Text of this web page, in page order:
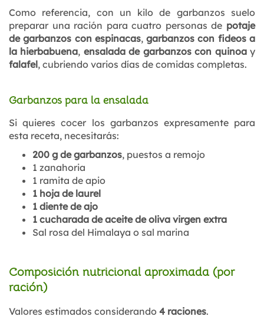
Como referencia, con un kilo de garbanzos suelo
preparar una ración para cuatro personas de potaje
de garbanzos con espinacas,garbanzos con fideos a
la hierbabuena, ensalada de garbanzos con quinoay
falafel, cubriendo varios días de comidas completas.
Garbanzos para la ensalada
Si quieres cocer los garbanzos expresamente para
esta receta, necesitarás:
200 g de garbanzos, puestos a remojo
1 zanahoria
1 ramita de apio
1 hoja de laurel
1 diente de ajo
1 cucharada de aceite de oliva virgen extra
Sal rosa del Himalaya o sal marina
Composición nutricional aproximada (por
ración)
Valores estimados considerando 4 raciones.